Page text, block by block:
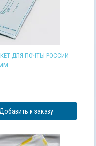
ДЛЯ ПОЧТЫ РОССИИ
ММ
Добавить к заказу